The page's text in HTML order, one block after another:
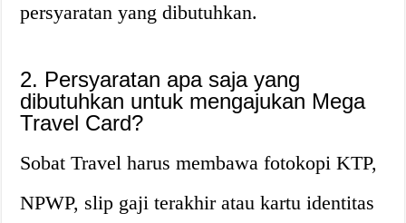
persyaratan yang dibutuhkan.
2. Persyaratan apa saja yang
dibutuhkan untuk mengajukan Mega
Travel Card?
Sobat Travel harus membawa fotokopi KTP,
NPWP, slip gaji terakhir atau kartu identitas